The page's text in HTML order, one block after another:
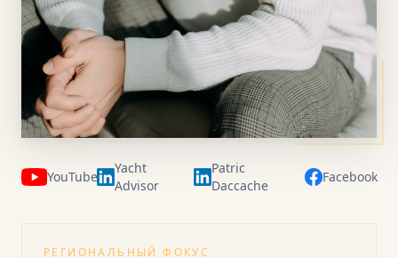
YouTube
Yacht
Advisor
Patric
Daccache
Facebook
РЕГИОНАЛЬНЫЙ ФОКУС